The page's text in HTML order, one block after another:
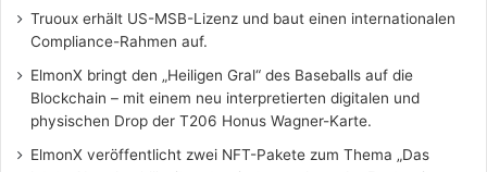
Truoux erhält US-MSB-Lizenz und baut einen internationalen
Compliance-Rahmen auf.
ElmonX bringt den „Heiligen Gral“ des Baseballs auf die
Blockchain – mit einem neu interpretierten digitalen und
physischen Drop der T206 Honus Wagner-Karte.
ElmonX veröffentlicht zwei NFT-Pakete zum Thema „Das